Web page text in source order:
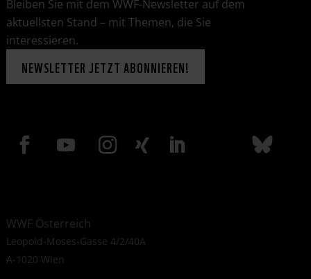
Bleiben Sie mit dem WWF-Newsletter auf dem
aktuellsten Stand – mit Themen, die Sie
interessieren.
NEWSLETTER JETZT ABONNIEREN!
WWF Österreich
Leopold-Moses-Gasse 4/2/40A
A-1020 Wien